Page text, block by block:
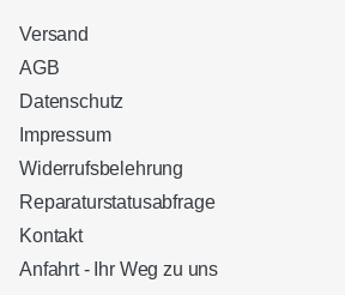
Versand
AGB
Datenschutz
Impressum
Widerrufsbelehrung
Reparaturstatusabfrage
Kontakt
Anfahrt - Ihr Weg zu uns